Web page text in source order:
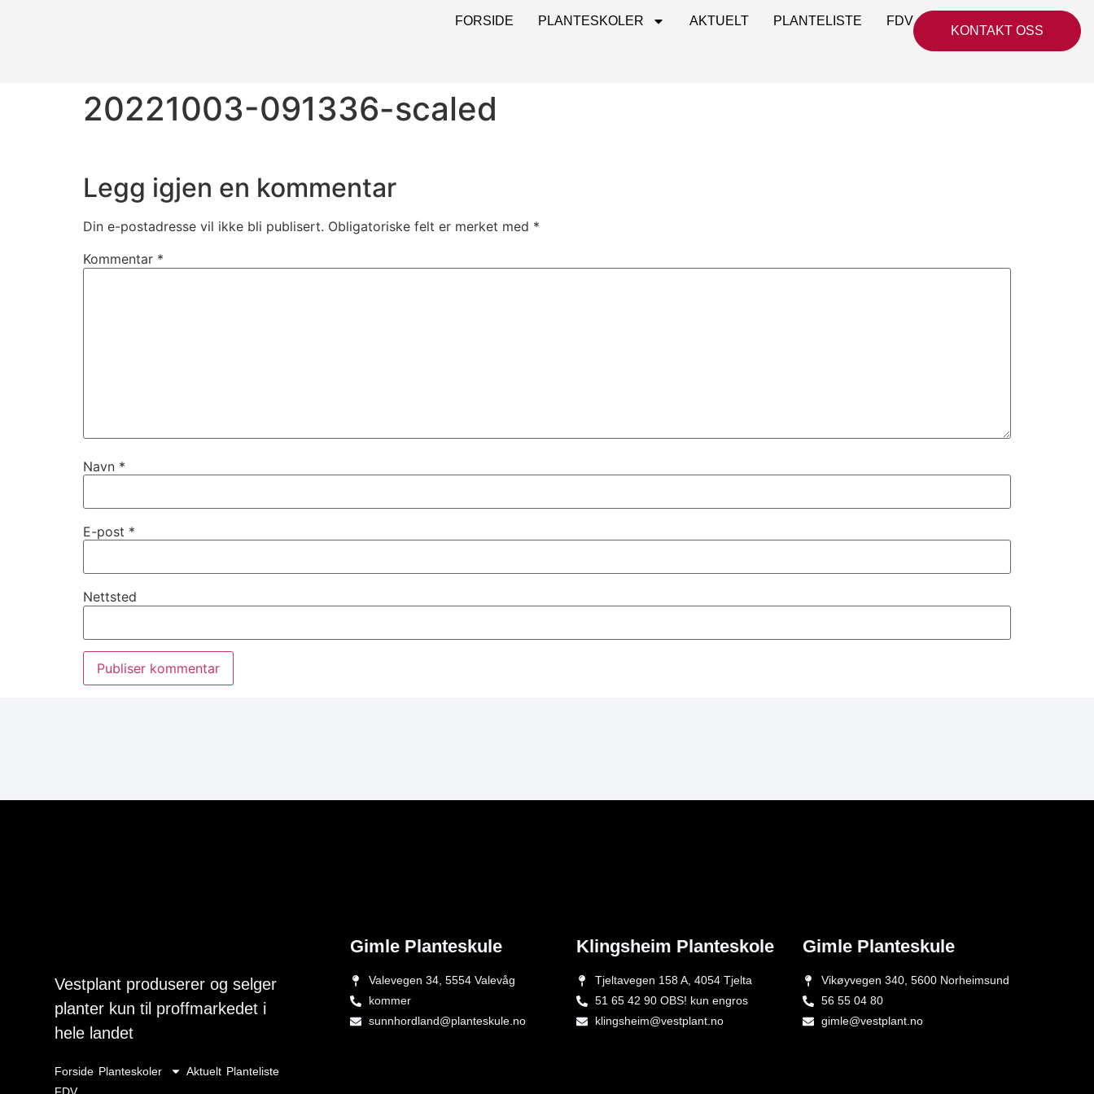
FORSIDE PLANTESKOLER AKTUELT PLANTELISTE FDV
KONTAKT OSS
20221003-091336-scaled
Legg igjen en kommentar
Din e-postadresse vil ikke bli publisert. Obligatoriske felt er merket med *
Kommentar *
Navn *
E-post *
Nettsted
Vestplant produserer og selger
planter kun til proffmarkedet i
hele landet
Forside Planteskoler Aktuelt Planteliste
FDV
Gimle Planteskule
Valevegen 34, 5554 Valevåg
kommer
sunnhordland@planteskule.no
Klingsheim Planteskole
Tjeltavegen 158 A, 4054 Tjelta
51 65 42 90 OBS! kun engros
klingsheim@vestplant.no
Gimle Planteskule
Vikøyvegen 340, 5600 Norheimsund
56 55 04 80
gimle@vestplant.no